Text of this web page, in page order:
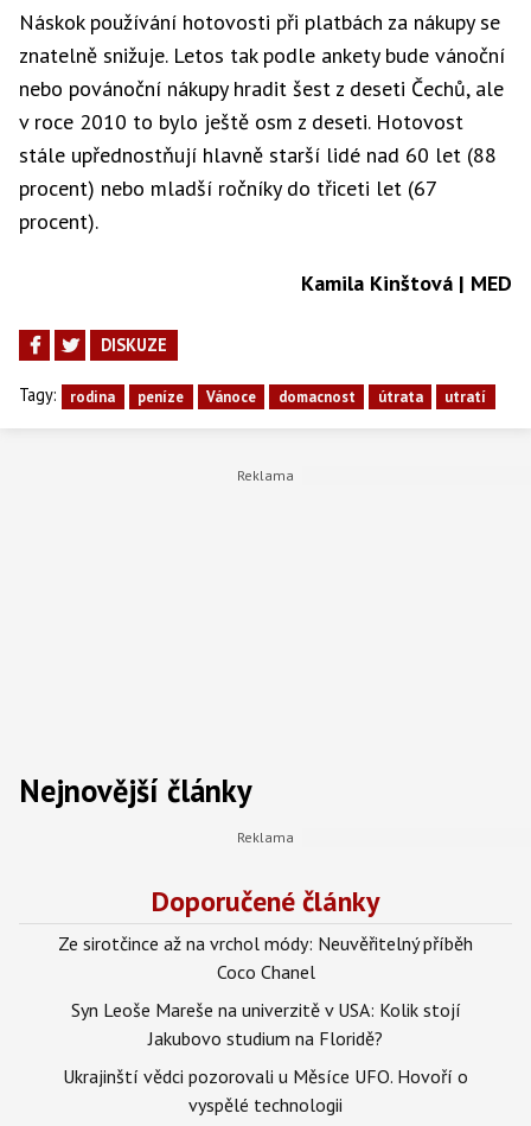
Náskok používání hotovosti při platbách za nákupy se
znatelně snižuje. Letos tak podle ankety bude vánoční
nebo povánoční nákupy hradit šest z deseti Čechů, ale
v roce 2010 to bylo ještě osm z deseti. Hotovost
stále upřednostňují hlavně starší lidé nad 60 let (88
procent) nebo mladší ročníky do třiceti let (67
procent).
Kamila Kinštová | MED
DISKUZE
Tagy: rodina peníze Vánoce domacnost útrata utratí
Nejnovější články
Doporučené články
Ze sirotčince až na vrchol módy: Neuvěřitelný příběh
Coco Chanel
Syn Leoše Mareše na univerzitě v USA: Kolik stojí
Jakubovo studium na Floridě?
Ukrajinští vědci pozorovali u Měsíce UFO. Hovoří o
vyspělé technologii